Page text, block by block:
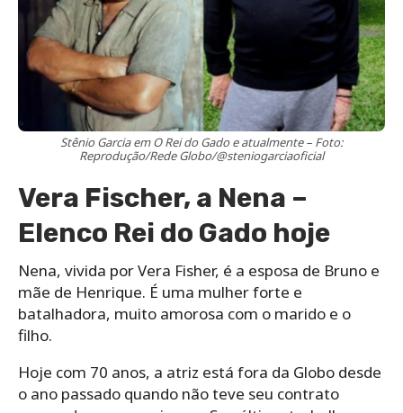
Stênio Garcia em O Rei do Gado e atualmente – Foto:
Reprodução/Rede Globo/@steniogarciaoficial
Vera Fischer, a Nena –
Elenco Rei do Gado hoje
Nena, vivida por Vera Fisher, é a esposa de Bruno e
mãe de Henrique. É uma mulher forte e
batalhadora, muito amorosa com o marido e o
filho.
Hoje com 70 anos, a atriz está fora da Globo desde
o ano passado quando não teve seu contrato